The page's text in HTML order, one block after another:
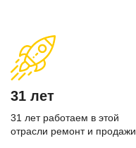
31 лет
31 лет работаем в этой
отрасли ремонт и продажи